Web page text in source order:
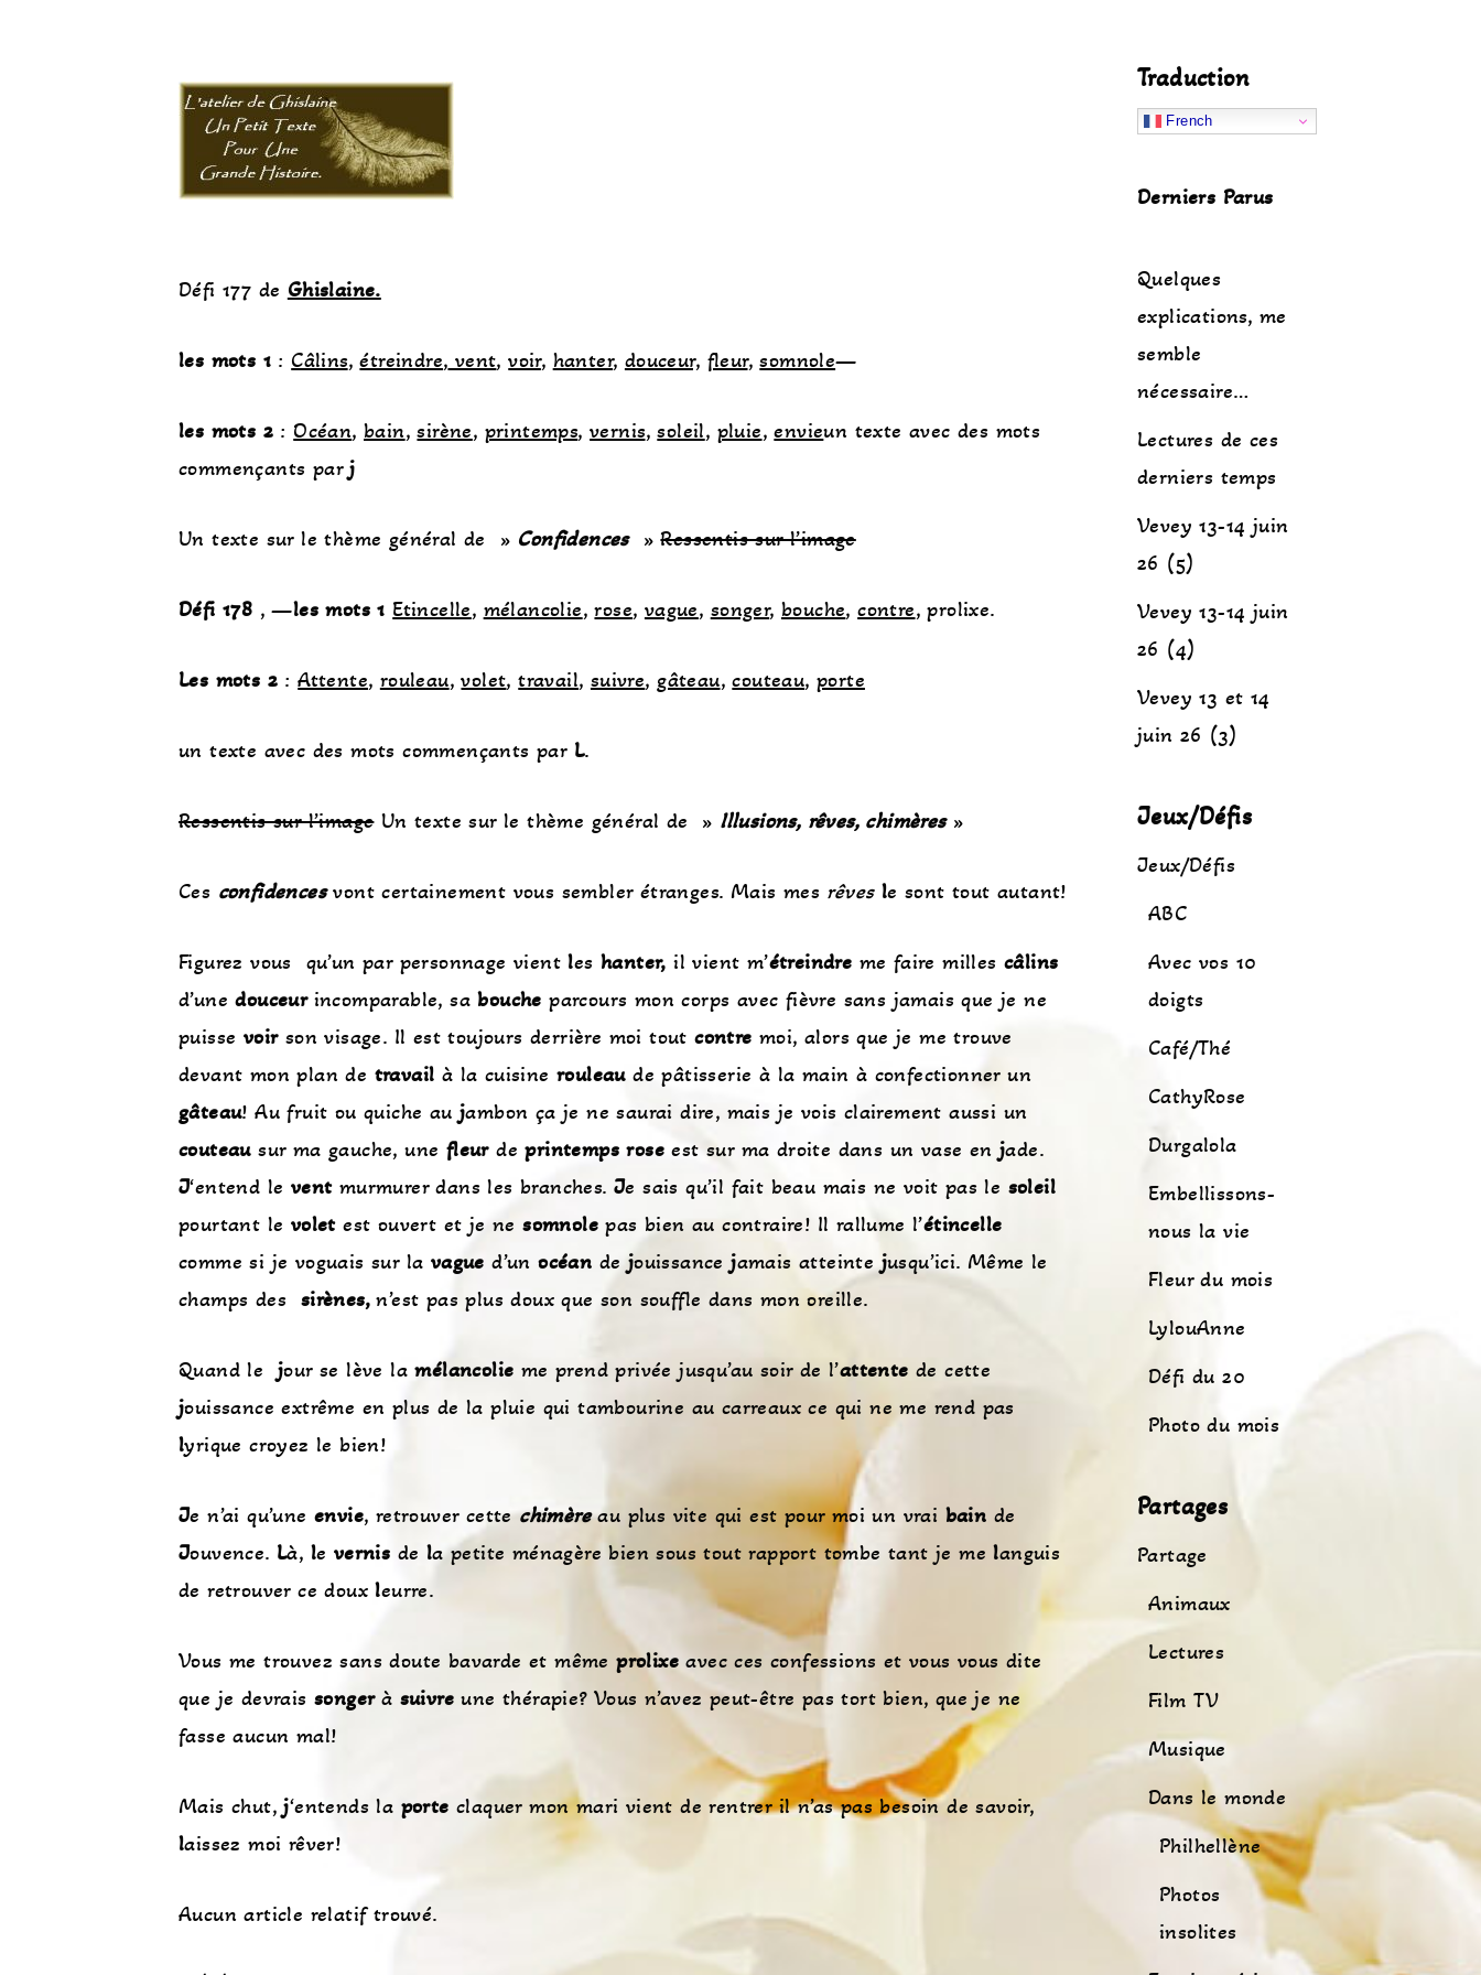
Défi 177 de Ghislaine.
les mots 1 : Câlins,étreindre, vent,voir, hanter, douceur, fleur,somnole—
les mots 2 : Océan,bain,sirène, printemps,vernis,soleil, pluie,envieun texte avec des mots
commençants parj
Un texte sur le thème général de » Confidences»Ressentis sur l’image
Défi 178 , —les mots 1 Etincelle, mélancolie,rose, vague, songer, bouche,contre, prolixe.
Les mots 2 :Attente, rouleau,volet,travail, suivre, gâteau,couteau, porte
un texte avec des mots commençants par L.
Ressentis sur l’imageUn texte sur le thème général de » Illusions, rêves, chimères»
Ces confidences vont certainement vous sembler étranges. Mais mes rêves le sont tout autant!
Figurez vous qu’un par personnage vientleshanter, il vient m’étreindre me faire millescâlins
d’une douceur incomparable, sa bouche parcours mon corps avec fièvre sans jamais que je ne
puisse voirson visage. Il est toujours derrière moi toutcontre moi, alors que je me trouve
devant mon plan de travail à la cuisine rouleaude pâtisserie à la main à confectionner un
gâteau! Au fruit ou quiche aujambon ça je ne saurai dire, mais je vois clairement aussi un
couteausur ma gauche, une fleurde printemps rose est sur ma droite dans un vase enjade.
J‘entend le vent murmurer dans les branches.Je sais qu’il fait beau mais ne voit pas le soleil
pourtant le voletest ouvert et je nesomnole pas bien au contraire! Il rallume l’étincelle
comme si je voguais sur la vague d’un océan de jouissancejamais atteintejusqu’ici. Même le
champs des sirènes,n’est pas plus doux que son souffle dans mon oreille.
Quand le jour se lève lamélancolie me prend privée jusqu’au soir de l’attente de cette
jouissance extrême en plus de la pluie qui tambourine au carreaux ce qui ne me rend pas
lyrique croyez le bien!
Je n’ai qu’uneenvie, retrouver cettechimèreau plus vite qui est pour moi un vrai bain de
Jouvence. Là, le vernis de la petite ménagère bien sous tout rapport tombe tant je me languis
de retrouver ce douxleurre.
Vous me trouvez sans doute bavarde et mêmeprolixe avec ces confessions et vous vous dite
que je devraissonger à suivre une thérapie? Vous n’avez peut-être pas tort bien, que je ne
fasse aucun mal!
Mais chut,j‘entends la porte claquer mon mari vient de rentrer il n’as pas besoin de savoir,
laissez moi rêver!
Aucun article relatif trouvé.
Traduction
French
Derniers Parus
Quelques
explications, me
semble
nécessaire…
Lectures de ces
derniers temps
Vevey 13-14 juin
26 (5)
Vevey 13-14 juin
26 (4)
Vevey 13 et 14
juin 26 (3)
Jeux/Défis
Jeux/Défis
ABC
Avec vos 10
doigts
Café/Thé
CathyRose
Durgalola
Embellissons-
nous la vie
Fleur du mois
LylouAnne
Défi du 20
Photo du mois
Partages
Partage
Animaux
Lectures
Film TV
Musique
Dans le monde
Philhellène
Photos
insolites